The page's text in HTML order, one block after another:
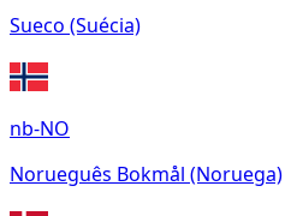
Sueco (Suécia)
nb-NO
Norueguês Bokmål (Noruega)